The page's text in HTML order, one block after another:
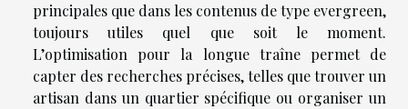
principales que dans les contenus de type evergreen,
toujours utiles quel que soit le moment.
L’optimisation pour la longue traîne permet de
capter des recherches précises, telles que trouver un
artisan dans un quartier spécifique ou organiser un